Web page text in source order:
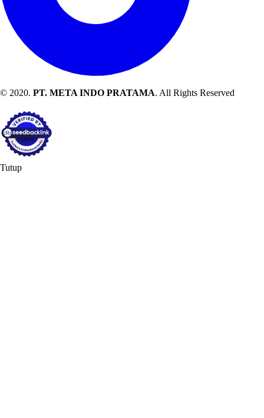
© 2020. PT. META INDO PRATAMA. All Rights Reserved
Tutup